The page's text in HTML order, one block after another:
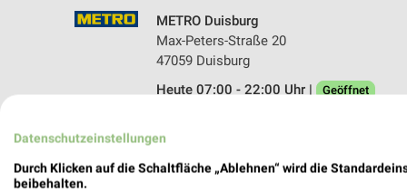
METRO Duisburg
Max-Peters-Straße 20
47059 Duisburg
Heute 07:00 - 22:00 Uhr |
Geöffnet
Datenschutzeinstellungen
Durch Klicken auf die Schaltfläche „Ablehnen“ wird die
beibehalten.